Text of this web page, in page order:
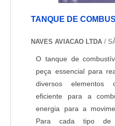
TANQUE DE
NAVES AVIACAO LTDA /
O tanque de
peça essencial para
diversos elementos
eficiente para a
energia para a
Para cada tipo de